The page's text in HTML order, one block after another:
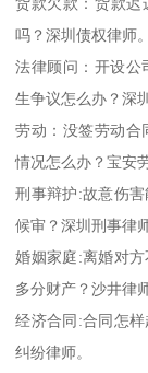
吗？深圳债权律师。
法律顾问：开设公
生争议怎么办？深
劳动：没签劳动合
情况怎么办？宝安
刑事辩护:故意伤
候审？深圳刑事律
婚姻家庭:离婚对
多分财产？沙井律师
经济合同:合同怎
纠纷律师。